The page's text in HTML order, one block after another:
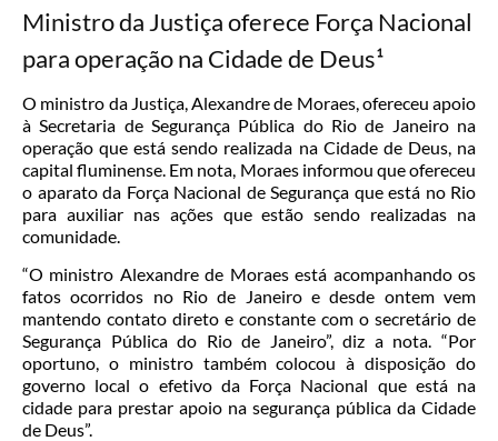
Ministro da Justiça oferece Força Nacional
para operação na Cidade de Deus¹
O ministro da Justiça, Alexandre de Moraes, ofereceu apoio
à Secretaria de Segurança Pública do Rio de Janeiro na
operação que está sendo realizada na Cidade de Deus, na
capital fluminense. Em nota, Moraes informou que ofereceu
o aparato da Força Nacional de Segurança que está no Rio
para auxiliar nas ações que estão sendo realizadas na
comunidade.
“O ministro Alexandre de Moraes está acompanhando os
fatos ocorridos no Rio de Janeiro e desde ontem vem
mantendo contato direto e constante com o secretário de
Segurança Pública do Rio de Janeiro”, diz a nota. “Por
oportuno, o ministro também colocou à disposição do
governo local o efetivo da Força Nacional que está na
cidade para prestar apoio na segurança pública da Cidade
de Deus”.